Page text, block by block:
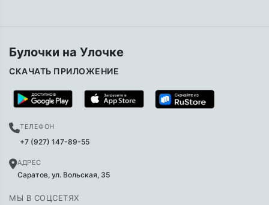
Булочки на Улочке
СКАЧАТЬ ПРИЛОЖЕНИЕ
ТЕЛЕФОН
+7 (927) 147-89-55
АДРЕС
Саратов, ул. Вольская, 35
МЫ В СОЦСЕТЯХ